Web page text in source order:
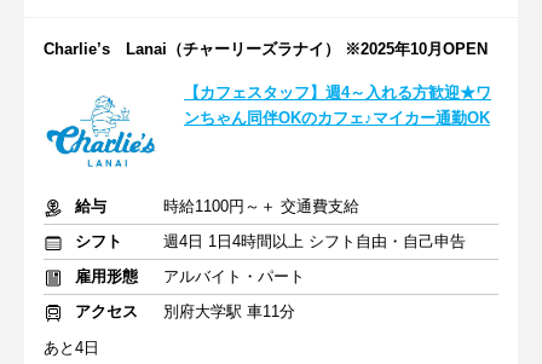
Charlie’s Lanai（チャーリーズラナイ） ※2025年10月OPEN
【カフェスタッフ】週4～入れる方歓迎★ワ
ンちゃん同伴OKのカフェ♪マイカー通勤OK
給与
時給1100円～＋ 交通費支給
シフト
週4日 1日4時間以上 シフト自由・自己申告
雇用形態
アルバイト・パート
アクセス
別府大学駅 車11分
あと4日